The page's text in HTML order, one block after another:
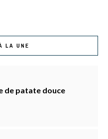
LA UNE
de patate douce